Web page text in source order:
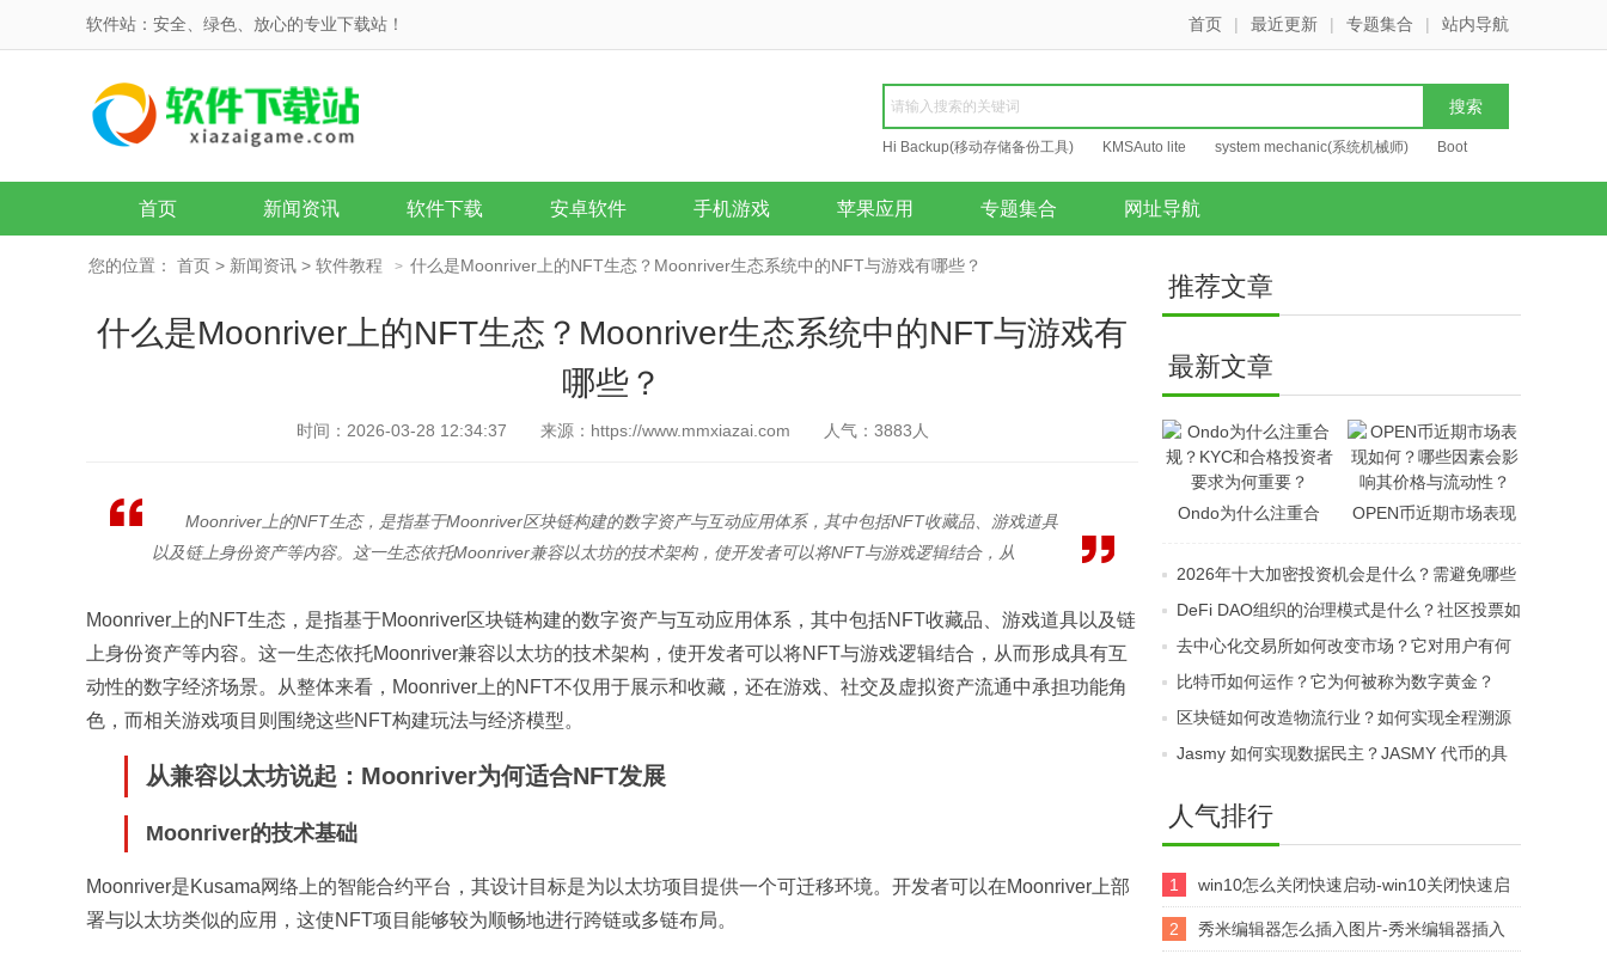
软件站：安全、绿色、放心的专业下载站！ 首页 | 最近更新 | 专题集合 | 站内导航
Hi Backup(移动存储备份工具) KMSAuto lite system mechanic(系统机械师) Boot
Repair
首页 新闻资讯 软件下载 安卓软件 手机游戏 苹果应用 专题集合 网址导航
您的位置： 首页 > 新闻资讯 > 软件教程 > 什么是Moonriver上的NFT生态？Moonriver生态系统中的NFT与游戏有哪些？
什么是Moonriver上的NFT生态？Moonriver生态系统中的NFT与游戏有
哪些？
时间：2026-03-28 12:34:37 来源：https://www.mmxiazai.com 人气： 3883 人
Moonriver上的NFT生态，是指基于Moonriver区块链构建的数字资产与互动应用体系，其中包括NFT收藏品、游戏道具
以及链上身份资产等内容。这一生态依托Moonriver兼容以太坊的技术架构，使开发者可以将NFT与游戏逻辑结合，从
Moonriver上的NFT生态，是指基于Moonriver区块链构建的数字资产与互动应用体系，其中包括NFT收藏品、游戏道具以及链
上身份资产等内容。这一生态依托Moonriver兼容以太坊的技术架构，使开发者可以将NFT与游戏逻辑结合，从而形成具有互
动性的数字经济场景。从整体来看，Moonriver上的NFT不仅用于展示和收藏，还在游戏、社交及虚拟资产流通中承担功能角
色，而相关游戏项目则围绕这些NFT构建玩法与经济模型。
从兼容以太坊说起：Moonriver为何适合NFT发展
Moonriver的技术基础
Moonriver是Kusama网络上的智能合约平台，其设计目标是为以太坊项目提供一个可迁移环境。开发者可以在Moonriver上部
署与以太坊类似的应用，这使NFT项目能够较为顺畅地进行跨链或多链布局。
推荐文章
最新文章
Ondo为什么注重合
要求为何重要？
OPEN币近期市场表现
其价格与流动性？
2026年十大加密投资机会是什么？需避免哪些
伪热点？
DeFi DAO组织的治理模式是什么？社区投票如
何管理协议资金？
去中心化交易所如何改变市场？它对用户有何
益处？
比特币如何运作？它为何被称为数字黄金？
区块链如何改造物流行业？如何实现全程溯源
透明？
Jasmy 如何实现数据民主？JASMY 代币的具
人气排行
1 win10怎么关闭快速启动-win10关闭快速启
动的方法
2 秀米编辑器怎么插入图片-秀米编辑器插入